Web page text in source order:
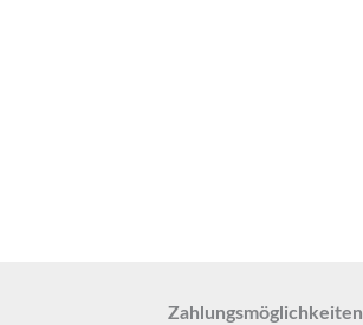
Zahlungsmöglichkeiten